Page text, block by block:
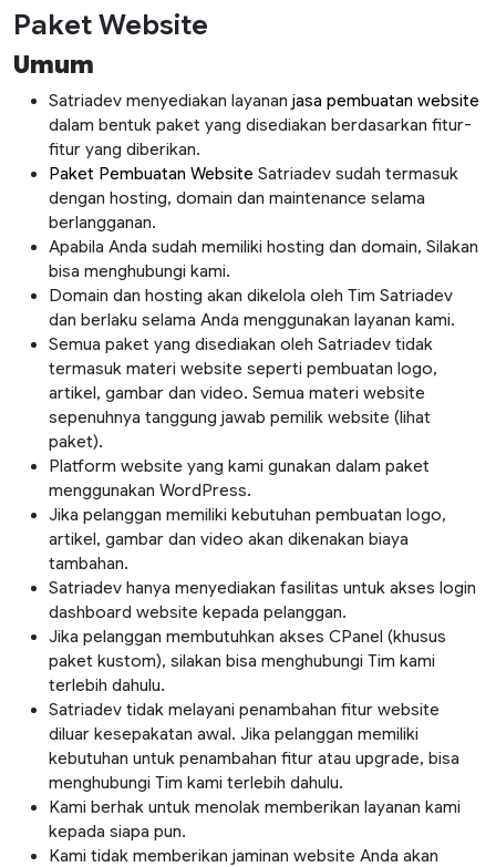
Paket Website
Umum
Satriadev menyediakan layanan jasa pembuatan website
dalam bentuk paket yang disediakan berdasarkan fitur-
fitur yang diberikan.
Paket Pembuatan Website Satriadev sudah termasuk
dengan hosting, domain dan maintenance selama
berlangganan.
Apabila Anda sudah memiliki hosting dan domain, Silakan
bisa menghubungi kami.
Domain dan hosting akan dikelola oleh Tim Satriadev
dan berlaku selama Anda menggunakan layanan kami.
Semua paket yang disediakan oleh Satriadev tidak
termasuk materi website seperti pembuatan logo,
artikel, gambar dan video. Semua materi website
sepenuhnya tanggung jawab pemilik website (lihat
paket).
Platform website yang kami gunakan dalam paket
menggunakan WordPress.
Jika pelanggan memiliki kebutuhan pembuatan logo,
artikel, gambar dan video akan dikenakan biaya
tambahan.
Satriadev hanya menyediakan fasilitas untuk akses login
dashboard website kepada pelanggan.
Jika pelanggan membutuhkan akses CPanel (khusus
paket kustom), silakan bisa menghubungi Tim kami
terlebih dahulu.
Satriadev tidak melayani penambahan fitur website
diluar kesepakatan awal. Jika pelanggan memiliki
kebutuhan untuk penambahan fitur atau upgrade, bisa
menghubungi Tim kami terlebih dahulu.
Kami berhak untuk menolak memberikan layanan kami
kepada siapa pun.
Kami tidak memberikan jaminan website Anda akan